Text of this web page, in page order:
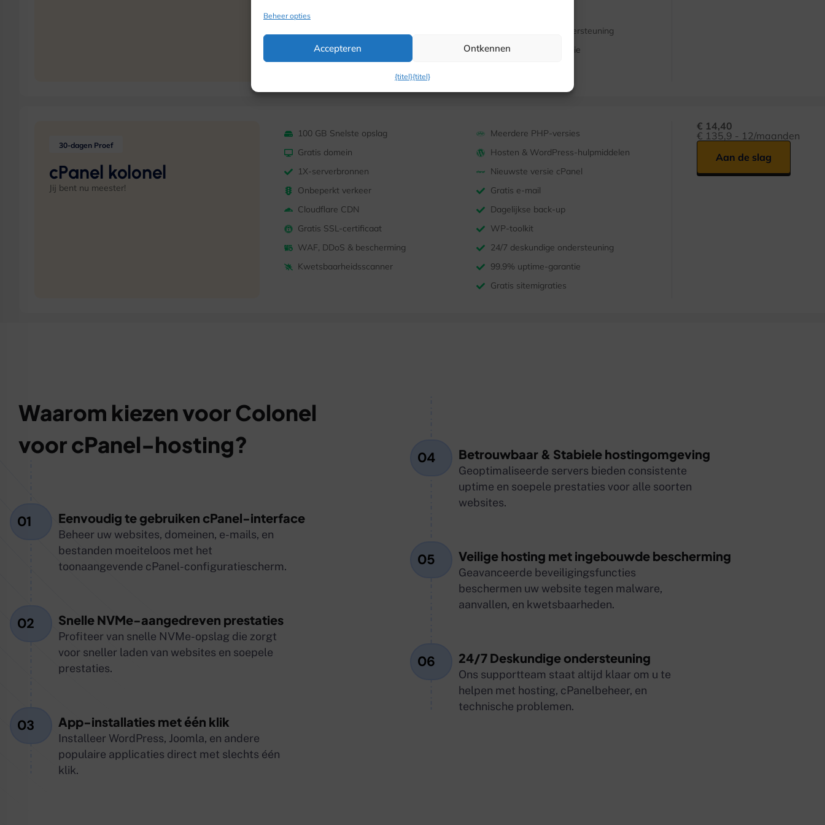
Beheer opties
Accepteren Ontkennen
{titel}{titel}
Gratis SSL-certificaat
Kwetsbaarheidsscanner
24/7 deskundige ondersteuning
99.9% uptime-garantie
30-dagen Proef
cPanel kolonel
Jij bent nu meester!
100 GB Snelste opslag
Gratis domein
1X-serverbronnen
Onbeperkt verkeer
Cloudflare CDN
Gratis SSL-certificaat
WAF, DDoS & bescherming
Kwetsbaarheidsscanner
Meerdere PHP-versies
Hosten & WordPress-hulpmiddelen
Nieuwste versie cPanel
Gratis e-mail
Dagelijkse back-up
WP-toolkit
24/7 deskundige ondersteuning
99.9% uptime-garantie
Gratis sitemigraties
€ 14,40
€ 135,9 - 12/maanden
Aan de slag
Waarom kiezen voor Colonel
voor cPanel-hosting?
01 Eenvoudig te gebruiken cPanel-interface
Beheer uw websites, domeinen, e-mails, en
bestanden moeiteloos met het
toonaangevende cPanel-configuratiescherm.
02 Snelle NVMe-aangedreven prestaties
Profiteer van snelle NVMe-opslag die zorgt
voor sneller laden van websites en soepele
prestaties.
03 App-installaties met één klik
Installeer WordPress, Joomla, en andere
populaire applicaties direct met slechts één
klik.
04 Betrouwbaar & Stabiele hostingomgeving
Geoptimaliseerde servers bieden consistente
uptime en soepele prestaties voor alle soorten
websites.
05 Veilige hosting met ingebouwde bescherming
Geavanceerde beveiligingsfuncties
beschermen uw website tegen malware,
aanvallen, en kwetsbaarheden.
06 24/7 Deskundige ondersteuning
Ons supportteam staat altijd klaar om u te
helpen met hosting, cPanelbeheer, en
technische problemen.